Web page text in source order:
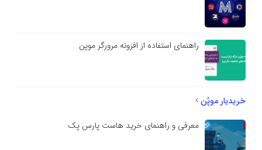
راهنمای استفاده از افزونه مرورگر موپن
خریدیار موپُن
معرفی و راهنمای خرید هاست پارس پک